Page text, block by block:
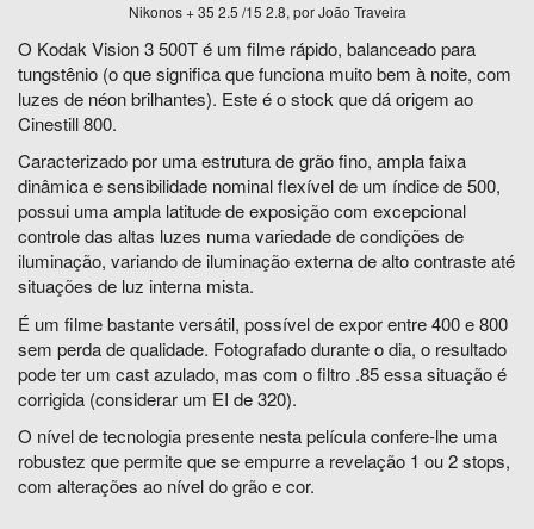
Nikonos + 35 2.5 /15 2.8, por João Traveira
O Kodak Vision 3 500T é um filme rápido, balanceado para
tungstênio (o que significa que funciona muito bem à noite, com
luzes de néon brilhantes). Este é o stock que dá origem ao
Cinestill 800.
Caracterizado por uma estrutura de grão fino, ampla faixa
dinâmica e sensibilidade nominal flexível de um índice de 500,
possui uma ampla latitude de exposição com excepcional
controle das altas luzes numa variedade de condições de
iluminação, variando de iluminação externa de alto contraste até
situações de luz interna mista.
É um filme bastante versátil, possível de expor entre 400 e 800
sem perda de qualidade. Fotografado durante o dia, o resultado
pode ter um cast azulado, mas com o filtro .85 essa situação é
corrigida (considerar um EI de 320).
O nível de tecnologia presente nesta película confere-lhe uma
robustez que permite que se empurre a revelação 1 ou 2 stops,
com alterações ao nível do grão e cor.